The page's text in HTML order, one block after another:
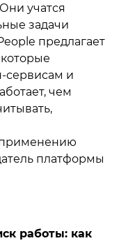
учатся
задачи
предлагает
сервисам и
чем
применению
платформы
работы: как